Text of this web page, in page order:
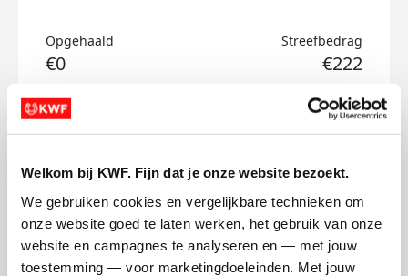
Welkom bij KWF. Fijn dat je onze website bezoekt.
We gebruiken cookies en vergelijkbare technieken om
onze website goed te laten werken, het gebruik van onze
website en campagnes te analyseren en — met jouw
toestemming — voor marketingdoeleinden. Met jouw
Opgehaald
€0
Streefbedrag
€222
Doneer
Job's badges